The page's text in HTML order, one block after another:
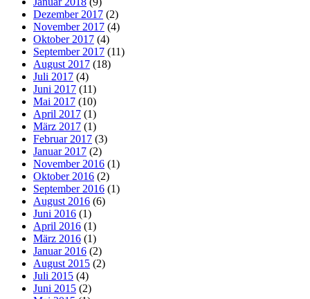
Dezember 2017 (2)
November 2017 (4)
Oktober 2017 (4)
September 2017 (11)
August 2017 (18)
Juli 2017 (4)
Juni 2017 (11)
Mai 2017 (10)
April 2017 (1)
März 2017 (1)
Februar 2017 (3)
Januar 2017 (2)
November 2016 (1)
Oktober 2016 (2)
September 2016 (1)
August 2016 (6)
Juni 2016 (1)
April 2016 (1)
März 2016 (1)
Januar 2016 (2)
August 2015 (2)
Juli 2015 (4)
Juni 2015 (2)